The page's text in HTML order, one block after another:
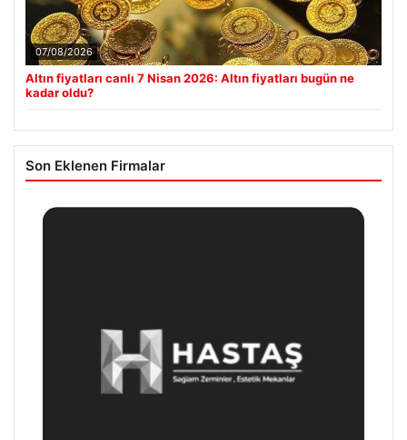
07/08/2026
Altın fiyatları canlı 7 Nisan 2026: Altın fiyatları bugün ne
kadar oldu?
Son Eklenen Firmalar